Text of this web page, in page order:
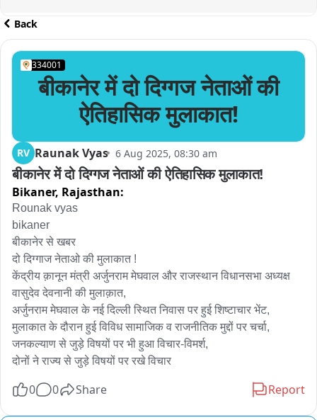
Back
334001
बीकानेर में दो दिग्गज नेताओं की
ऐतिहासिक मुलाकात!
RV Raunak Vyas 6 Aug 2025, 08:30 am
बीकानेर में दो दिग्गज नेताओं की ऐतिहासिक मुलाकात!
Bikaner, Rajasthan:
Rounak vyas
bikaner
बीकानेर से खबर
दो दिग्गाज नेताओ की मुलाकात !
केंद्रीय क़ानून मंत्री अर्जुनराम मेघवाल और राजस्थान विधानसभा अध्यक्ष
वासुदेव देवनानी की मुलाक़ात,
अर्जुनराम मेघवाल के नई दिल्ली स्थित निवास पर हुई शिष्टाचार भेंट,
मुलाकात के दौरान हुई विविध सामाजिक व राजनीतिक मुद्दों पर चर्चा,
जनकल्याण से जुड़े विषयों पर भी हुआ विचार-विमर्श,
0 0 Share Report